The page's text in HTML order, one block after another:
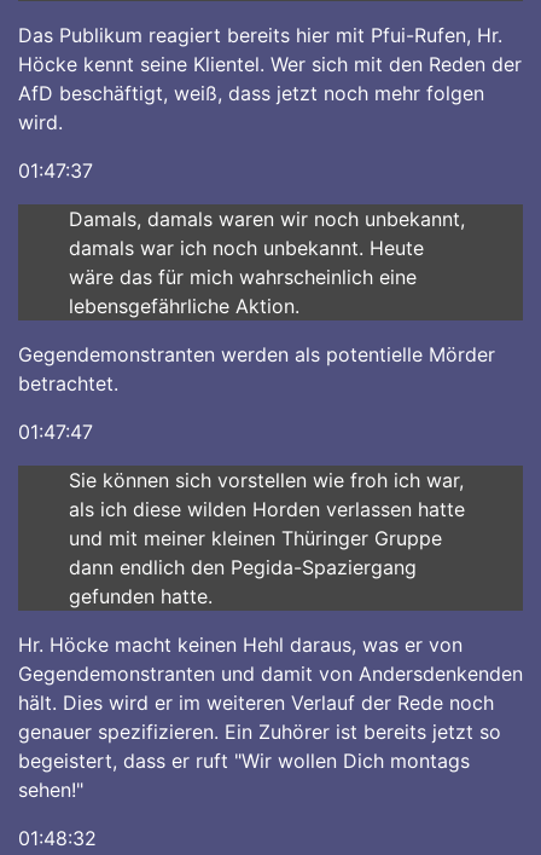
Das Publikum reagiert bereits hier mit Pfui-Rufen, Hr.
Höcke kennt seine Klientel. Wer sich mit den Reden der
AfD beschäftigt, weiß, dass jetzt noch mehr folgen
wird.
01:47:37
Damals, damals waren wir noch unbekannt,
damals war ich noch unbekannt. Heute
wäre das für mich wahrscheinlich eine
lebensgefährliche Aktion.
Gegendemonstranten werden als potentielle Mörder
betrachtet.
01:47:47
Sie können sich vorstellen wie froh ich war,
als ich diese wilden Horden verlassen hatte
und mit meiner kleinen Thüringer Gruppe
dann endlich den Pegida-Spaziergang
gefunden hatte.
Hr. Höcke macht keinen Hehl daraus, was er von
Gegendemonstranten und damit von Andersdenkenden
hält. Dies wird er im weiteren Verlauf der Rede noch
genauer spezifizieren. Ein Zuhörer ist bereits jetzt so
begeistert, dass er ruft "Wir wollen Dich montags
sehen!"
01:48:32